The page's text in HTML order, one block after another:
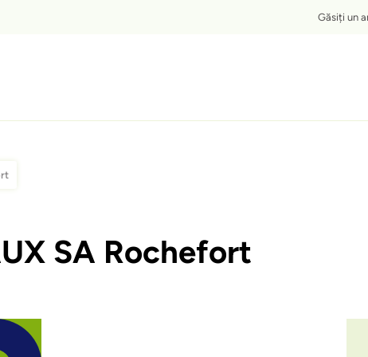
Top
Găsiți un
SA Rochefort